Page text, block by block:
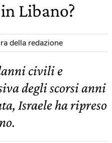
Libano?
della redazione
civili e
degli scorsi anni
Israele ha ripreso